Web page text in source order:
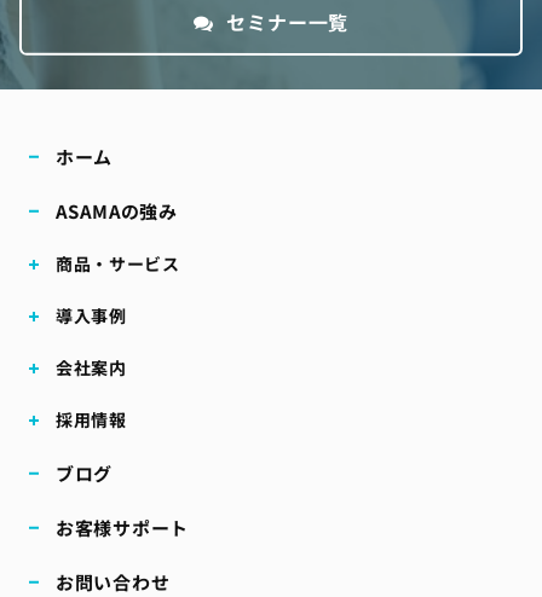
セミナー一覧
ホーム
ASAMAの強み
商品・サービス
導入事例
会社案内
採用情報
ブログ
お客様サポート
お問い合わせ